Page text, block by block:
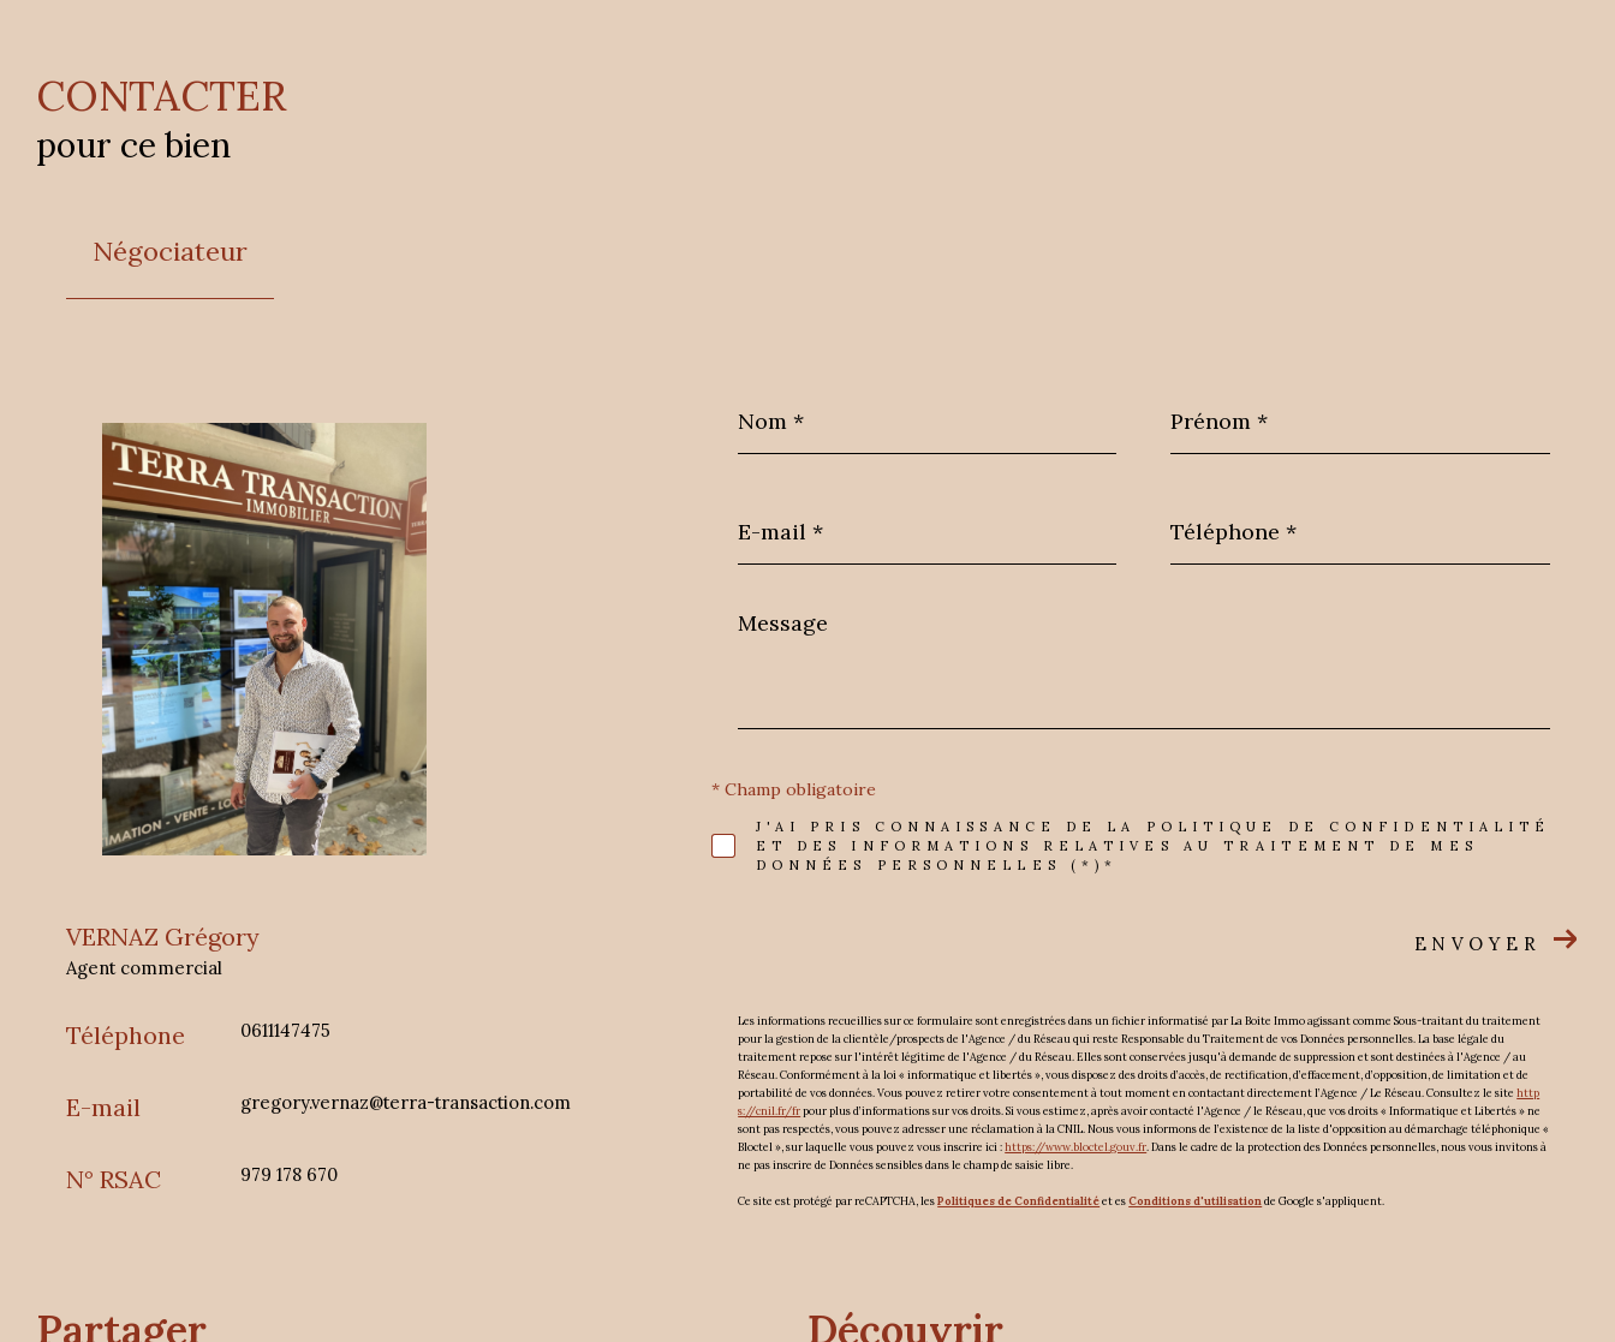
CONTACTER
pour ce bien
Négociateur
VERNAZ Grégory
Agent commercial
Téléphone 0611147475
E-mail gregory.vernaz@terra-transaction.com
N° RSAC 979 178 670
* *
mail
*
*
Message
*
J'AI PRIS CONNAISSANCE DE LA POLITIQUE DE CONFIDENTIALITÉ
ET DES INFORMATIONS RELATIVES AU TRAITEMENT DE MES
DONNÉES PERSONNELLES (*)*
* Champ obligatoire
ENVOYER
Les informations recueillies sur ce formulaire sont enregistrées dans un fichier informatisé par La Boite Immo agissant comme Sous-traitant du traitement
pour la gestion de la clientèle/prospects de l'Agence / du Réseau qui reste Responsable du Traitement de vos Données personnelles. La base légale du
traitement repose sur l'intérêt légitime de l'Agence / du Réseau. Elles sont conservées jusqu'à demande de suppression et sont destinées à l'Agence / au
Réseau. Conformément à la loi « informatique et libertés », vous disposez des droits d’accès, de rectification, d’effacement, d’opposition, de limitation et de
portabilité de vos données. Vous pouvez retirer votre consentement à tout moment en contactant directement l’Agence / Le Réseau. Consultez le sitehttp
s://cnil.fr/frpour plus d’informations sur vos droits. Si vous estimez, après avoir contacté l'Agence / le Réseau, que vos droits « Informatique et Libertés » ne
sont pas respectés, vous pouvez adresser une réclamation à la CNIL. Nous vous informons de l’existence de la liste d'opposition au démarchage téléphonique «
Bloctel », sur laquelle vous pouvez vous inscrire ici :https://www.bloctel.gouv.fr . Dans le cadre de la protection des Données personnelles, nous vous invitons à
ne pas inscrire de Données sensibles dans le champ de saisie libre.
Ce site est protégé par reCAPTCHA, lesPolitiques de Confidentialitéet esConditions d'utilisation de Google s'appliquent.
partager découvrir